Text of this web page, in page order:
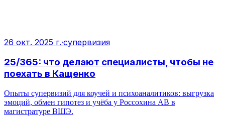
26 окт. 2025 г.·супервизия
25/365: что делают специалисты, чтобы не
поехать в Кащенко
Опыты супервизий для коучей и психоаналитиков: выгрузка
эмоций, обмен гипотез и учёба у Россохина АВ в
магистратуре ВШЭ.